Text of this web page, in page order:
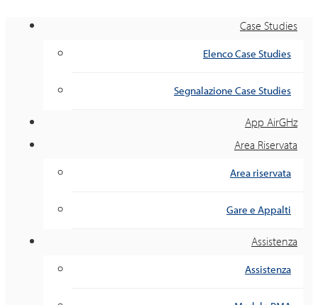
Case Studies
Elenco Case Studies
Segnalazione Case Studies
App AirGHz
Area Riservata
Area riservata
Gare e Appalti
Assistenza
Assistenza